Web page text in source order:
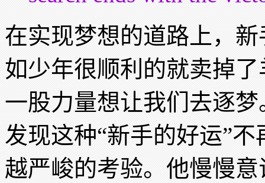
在实现梦想的道路上，
如少年很顺利的就卖掉
一股力量想让我们去逐
发现这种“新手的好运”
越严峻的考验。他慢慢